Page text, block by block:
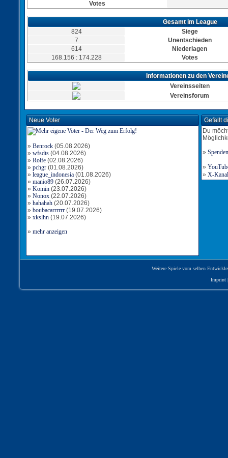
Votes
Gesamt im League
824
Siege
7
Unentschieden
614
Niederlagen
168.156 : 174.228
Votes
Informationen zu den
Vereinsseiten
Vereinsforum
Neue Voter
» Benrock (05.08.2026)
» wfsdts (04.08.2026)
» Rolfe (02.08.2026)
» pchgr (01.08.2026)
» league_indonesia (01.08.2026)
» manio89 (26.07.2026)
» Komin (23.07.2026)
» Nonox (22.07.2026)
» hahahah (20.07.2026)
» boubacarrrrrr (19.07.2026)
» xkslhn (19.07.2026)
» mehr anzeigen
Gefällt
Du
» Spenden
»
» X-
Weitere Spiele vom selben
Imprint